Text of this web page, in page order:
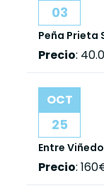
03
Peña Prieta
Precio:
OCT
25
Entre
Precio: